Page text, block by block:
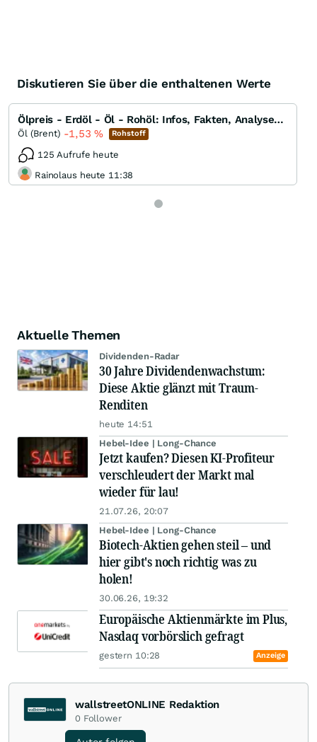
Diskutieren Sie über die enthaltenen Werte
Ölpreis - Erdöl - Öl - Rohöl: Infos, Fakten, Analysen, Charts und Ausblick
Öl (Brent) -1,53 % Rohstoff
125 Aufrufe heute
Rainolaus heute 11:38
Aktuelle Themen
Dividenden-Radar
30 Jahre Dividendenwachstum:
Diese Aktie glänzt mit Traum-
Renditen
heute 14:51
Hebel-Idee | Long-Chance
Jetzt kaufen? Diesen KI-Profiteur
verschleudert der Markt mal
wieder für lau!
21.07.26, 20:07
Hebel-Idee | Long-Chance
Biotech-Aktien gehen steil – und
hier gibt's noch richtig was zu
holen!
30.06.26, 19:32
Europäische Aktienmärkte im Plus,
Nasdaq vorbörslich gefragt
gestern 10:28 Anzeige
wallstreetONLINE Redaktion
0 Follower